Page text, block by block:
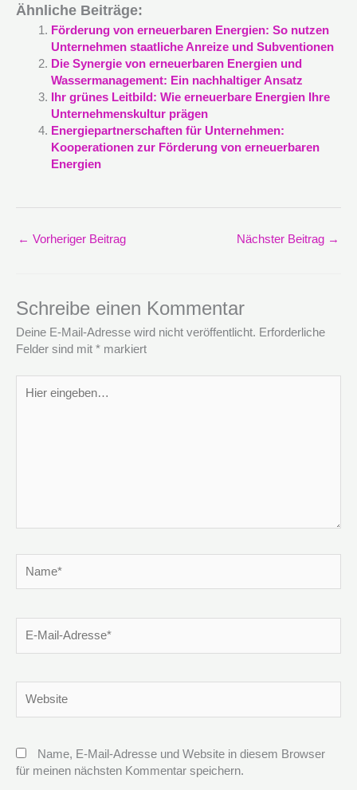
Ähnliche Beiträge:
Förderung von erneuerbaren Energien: So nutzen
Unternehmen staatliche Anreize und Subventionen
Die Synergie von erneuerbaren Energien und
Wassermanagement: Ein nachhaltiger Ansatz
Ihr grünes Leitbild: Wie erneuerbare Energien Ihre
Unternehmenskultur prägen
Energiepartnerschaften für Unternehmen:
Kooperationen zur Förderung von erneuerbaren
Energien
← Vorheriger Beitrag Nächster Beitrag →
Schreibe einen Kommentar
Deine E-Mail-Adresse wird nicht veröffentlicht. Erforderliche
Felder sind mit * markiert
eingeben…
Mail-
Name, E-Mail-Adresse und Website in diesem Browser
für meinen nächsten Kommentar speichern.